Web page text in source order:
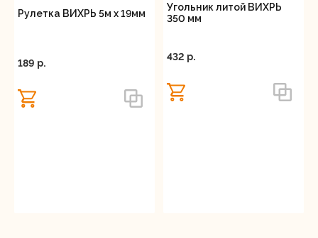
Рулетка ВИХРЬ 5м х 19мм
189 p.
Угольник литой ВИХРЬ
350 мм
432 p.